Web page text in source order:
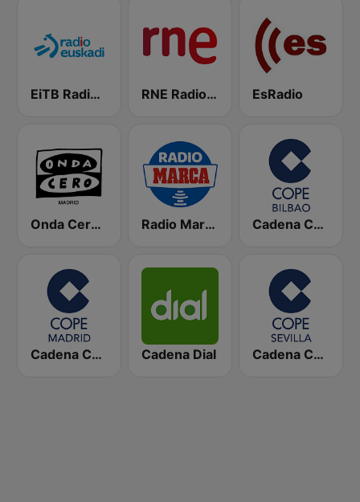
EiTB Radio Euskadi RNE Radio Nacional EsRadio
Onda Cero Madrid Radio Marca Nacional Cadena COPE Bilbao
Cadena COPE Madrid Cadena Dial Cadena COPE Sevilla